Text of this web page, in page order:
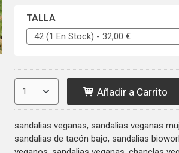
TALLA
Añadir a Carrito
sandalias veganas, sandalias veganas
sandalias de tacón bajo, sandalias